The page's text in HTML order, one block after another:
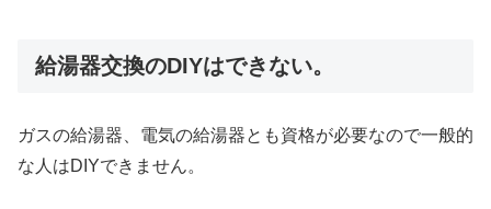
給湯器交換のDIYはできない。
ガスの給湯器、電気の給湯器とも資格が必要なので一般的
な人はDIYできません。